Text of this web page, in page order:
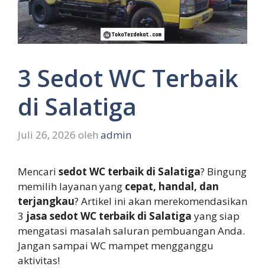
3 Sedot WC Terbaik
di Salatiga
Juli 26, 2026 oleh admin
Mencari sedot WC terbaik di Salatiga? Bingung
memilih layanan yang cepat, handal, dan
terjangkau? Artikel ini akan merekomendasikan
3 jasa sedot WC terbaik di Salatiga yang siap
mengatasi masalah saluran pembuangan Anda.
Jangan sampai WC mampet mengganggu
aktivitas!